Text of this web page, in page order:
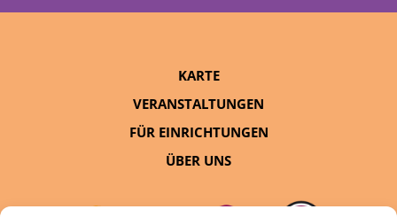
KARTE
VERANSTALTUNGEN
FÜR EINRICHTUNGEN
ÜBER UNS